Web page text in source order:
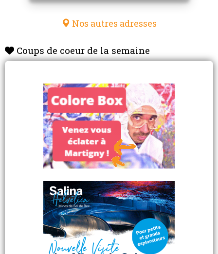
Nos autres adresses
Coups de coeur de la semaine